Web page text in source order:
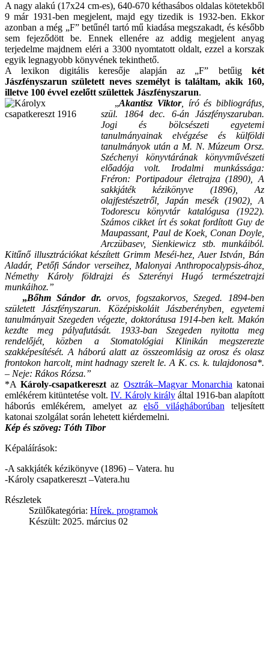
A nagy alakú (17x24 cm-es), 640-670 kéthasábos oldalas kötetekből
9 már 1931-ben megjelent, majd egy tizedik is 1932-ben. Ekkor
azonban a még „F” betűnél tartó mű kiadása megszakadt, és később
sem fejeződött be. Ennek ellenére az addig megjelent anyag
terjedelme majdnem eléri a 3300 nyomtatott oldalt, ezzel a korszak
egyik legnagyobb könyvének tekinthető.
A lexikon digitális keresője alapján az „F” betűig két
Jászfényszarun született neves személyt is találtam, akik 160,
illetve 100 évvel ezelőtt születtek Jászfényszarun.
„Akantisz Viktor, író és bibliográfus,
szül. 1864 dec. 6-án Jászfényszaruban.
Jogi és bölcsészeti egyetemi
tanulmányainak elvégzése és külföldi
tanulmányok után a M. N. Múzeum Orsz.
Széchenyi könyvtárának könyvművészeti
előadója volt. Irodalmi munkássága:
Fréron: Portipadour életrajza (1890), A
sakkjáték kézikönyve (1896), Az
olajfestészetről, Japán mesék (1902), A
Todorescu könyvtár katalógusa (1922).
Számos cikket írt és sokat fordított Guy de
Maupassant, Paul de Koek, Conan Doyle,
Arczübasev, Sienkiewicz stb. munkáiból.
Kitűnő illusztrációkat készített Grimm Meséi-hez, Auer István, Bán
Aladár, Petőfi Sándor verseihez, Malonyai Anthropocalypsis-ához,
Némethy Károly földrajzi és Szterényi Hugó természetrajzi
munkáihoz.”
„Bőhm Sándor dr. orvos, fogszakorvos, Szeged. 1894-ben
született Jászfényszarun. Középiskoláit Jászberényben, egyetemi
tanulmányait Szegeden végezte, doktorátusa 1914-ben kelt. Makón
kezdte meg pályafutását. 1933-ban Szegeden nyitotta meg
rendelőjét, közben a Stomatológiai Klinikán megszerezte
szakképesítését. A háború alatt az összeomlásig az orosz és olasz
frontokon harcolt, mint hadnagy szerelt le. A K. cs. k. tulajdonosa*.
– Neje: Rákos Rózsa.”
*AKároly-csapatkereszt az Osztrák–Magyar Monarchia katonai
emlékérem kitüntetése volt.IV. Károly királyáltal 1916-ban alapított
háborús emlékérem, amelyet azelső világháborúban teljesített
katonai szolgálat során lehetett kiérdemelni.
Kép és szöveg: Tóth Tibor
Képaláírások:
-A sakkjáték kézikönyve (1896) – Vatera. hu
-Károly csapatkereszt –Vatera.hu
Részletek
Szülőkategória: Hírek. programok
Készült: 2025. március 02